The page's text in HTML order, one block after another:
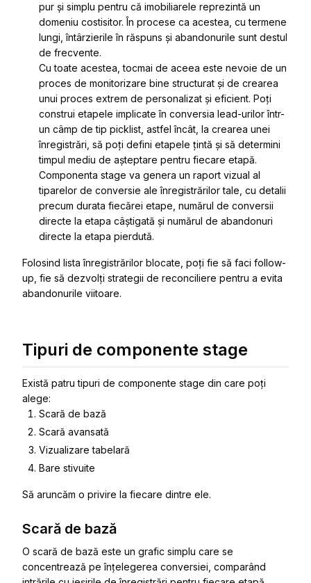
pur și simplu pentru că imobiliarele reprezintă un
domeniu costisitor. În procese ca acestea, cu termene
lungi, întârzierile în răspuns și abandonurile sunt destul
de frecvente.
Cu toate acestea, tocmai de aceea este nevoie de un
proces de monitorizare bine structurat și de crearea
unui proces extrem de personalizat și eficient. Poți
construi etapele implicate în conversia lead-urilor într-
un câmp de tip picklist, astfel încât, la crearea unei
înregistrări, să poți defini etapele țintă și să determini
timpul mediu de așteptare pentru fiecare etapă.
Componenta stage va genera un raport vizual al
tiparelor de conversie ale înregistrărilor tale, cu detalii
precum durata fiecărei etape, numărul de conversii
directe la etapa câștigată și numărul de abandonuri
directe la etapa pierdută.
Folosind lista înregistrărilor blocate, poți fie să faci follow-
up, fie să dezvolți strategii de reconciliere pentru a evita
abandonurile viitoare.
Tipuri de componente stage
Există patru tipuri de componente stage din care poți
alege:
Scară de bază
Scară avansată
Vizualizare tabelară
Bare stivuite
Să aruncăm o privire la fiecare dintre ele.
Scară de bază
O scară de bază este un grafic simplu care se
concentrează pe înțelegerea conversiei, comparând